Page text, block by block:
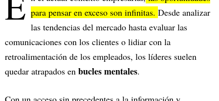
para pensar en exceso son infinitas. Desde analizar
las tendencias del mercado hasta evaluar las
comunicaciones con los clientes o lidiar con la
retroalimentación de los empleados, los líderes suelen
quedar atrapados en bucles mentales.